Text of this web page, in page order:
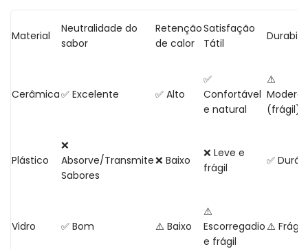
Material
Neutralidade do
sabor
Retenção
de calor
Satisfação
Tátil
Cerâmica✅ Excelente ✅ Alto
✅
Confortável
e natural
⚠️
(frágil)
Plástico
❌
Absorve/Transmite
Sabores
❌ Baixo
❌ Leve e
frágil
✅
Vidro ✅ Bom ⚠️ Baixo
⚠️
Escorregadio
e frágil
⚠️ Frágil